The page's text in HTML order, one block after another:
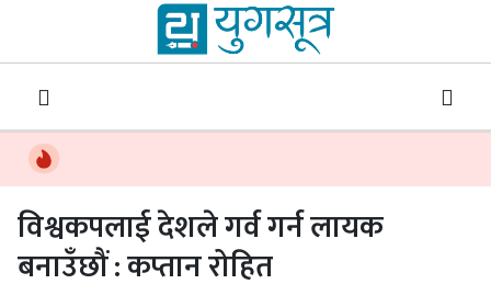
विश्वकपलाई देशले गर्व गर्न लायक
बनाउँछौं : कप्तान रोहित